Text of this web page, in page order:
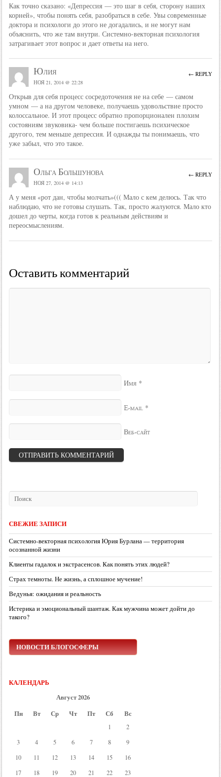
Как точно сказано: «Депрессия — это шаг в себя, сторону наших
корней», чтобы понять себя, разобраться в себе. Увы современные
доктора и психологи до этого не догадались, и не могут нам
объяснить, что же там внутри. Системно-векторная психология
затрагивает этот вопрос и дает ответы на него.
Юлия
НОЯ 21, 2014 @ 22:28
Открыв для себя процесс сосредоточения не на себе — самом
умном — а на другом человеке, получаешь удовольствие просто
колоссальное. И этот процесс обратно пропорционален плохим
состояниям звуковика- чем больше постигаешь психическое
другого, тем меньше депрессия. И однажды ты понимаешь, что
уже забыл, что это такое.
← REPLY
Ольга Большунова
НОЯ 27, 2014 @ 14:13
А у меня «рот дан, чтобы молчать»((( Мало с кем делюсь. Так что
наблюдаю, что не готовы слушать. Так, просто жалуются. Мало кто
дошел до черты, когда готов к реальным действиям и
переосмыслениям.
← REPLY
Оставить комментарий
Имя *
E-mail *
Веб-сайт
СВЕЖИЕ ЗАПИСИ
Системно-векторная психология Юрия Бурлана — территория
осознанной жизни
Клиенты гадалок и экстрасенсов. Как понять этих людей?
Страх темноты. Не жизнь, а сплошное мучение!
Ведунья: ожидания и реальность
Истерика и эмоциональный шантаж. Как мужчина может дойти до
такого?
НОВОСТИ БЛОГОСФЕРЫ
КАЛЕНДАРЬ
Август 2026
Пн
Вт Ср Чт Пт Сб Вс
1
2
3
4 5 6 7 8
9
10
11 12 13 14 15
16
17
18 19 20 21 22 23